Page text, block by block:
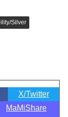
Silver
X/Twitter
MaMiShare